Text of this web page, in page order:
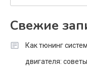
Свежие
Как тюнинг
двигателя: